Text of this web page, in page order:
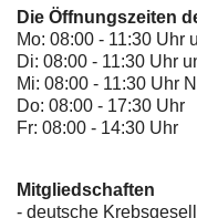
Die Öffnungszeiten
Mo: 08:00 - 11:30 Uhr
Di: 08:00 - 11:30 Uhr
Mi: 08:00 - 11:30 Uhr
Do: 08:00 - 17:30 Uhr
Fr: 08:00 - 14:30 Uhr
Mitgliedschaften
- deutsche